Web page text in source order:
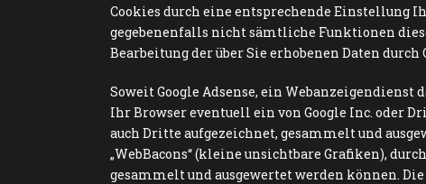
Cookies durch eine entsprechende Einstellung
gegebenenfalls nicht sämtliche Funktionen
Bearbeitung der über Sie erhobenen Daten
Soweit Google Adsense, ein Webanzeigendienst
Ihr Browser eventuell ein von Google Inc. oder
auch Dritte aufgezeichnet, gesammelt und
„WebBacons“ (kleine unsichtbare Grafiken),
gesammelt und ausgewertet werden können.